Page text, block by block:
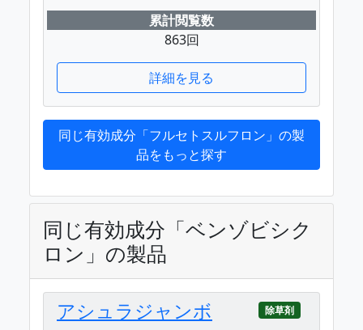
累計閲覧数
863回
詳細を見る
同じ有効成分「フルセトスルフロン」の製
品をもっと探す
同じ有効成分「ベンゾビシク
ロン」の製品
アシュラジャンボ 除草剤